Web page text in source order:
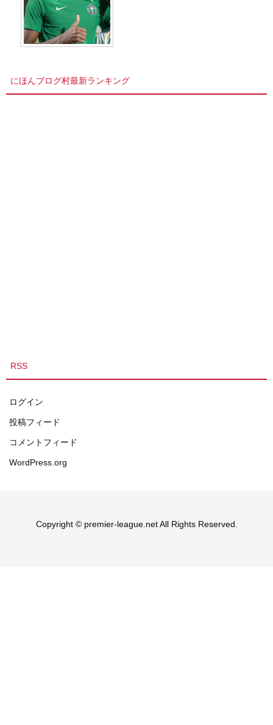
にほんブログ村最新ランキング
RSS
ログイン
投稿フィード
コメントフィード
WordPress.org
Copyright © premier-league.net All Rights Reserved.